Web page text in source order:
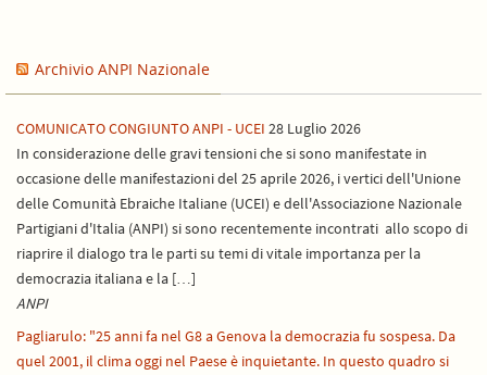
Archivio ANPI Nazionale
COMUNICATO CONGIUNTO ANPI - UCEI 28 Luglio 2026
In considerazione delle gravi tensioni che si sono manifestate in
occasione delle manifestazioni del 25 aprile 2026, i vertici dell'Unione
delle Comunità Ebraiche Italiane (UCEI) e dell'Associazione Nazionale
Partigiani d'Italia (ANPI) si sono recentemente incontrati allo scopo di
riaprire il dialogo tra le parti su temi di vitale importanza per la
democrazia italiana e la […]
ANPI
Pagliarulo: "25 anni fa nel G8 a Genova la democrazia fu sospesa. Da
quel 2001, il clima oggi nel Paese è inquietante. In questo quadro si